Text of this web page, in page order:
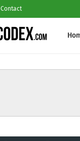
Contact